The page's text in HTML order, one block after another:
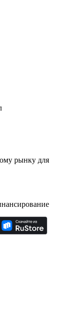
рынку для